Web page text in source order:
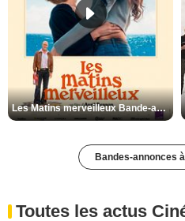
Les Matins merveilleux Bande-annonce VF
Bandes-annonces
Toutes les actus